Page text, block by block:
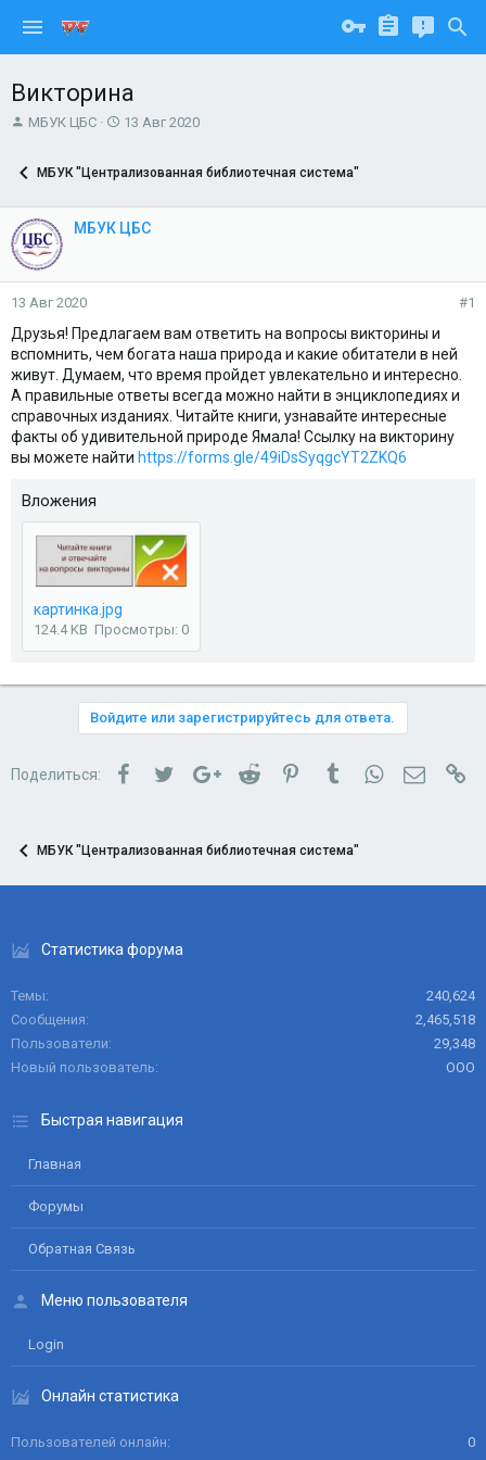
Викторина
А
о
т
е
м
ы
МБУК ЦБС
Д
а
а
ч
л
13 Авг 2020
МБУК "Централизованная библиотечная система"
МБУК ЦБС
13 Авг 2020 #1
Друзья! Предлагаем вам ответить на вопросы викторины и
вспомнить, чем богата наша природа и какие обитатели в ней
живут. Думаем, что время пройдет увлекательно и интересно.
А правильные ответы всегда можно найти в энциклопедиях и
справочных изданиях. Читайте книги, узнавайте интересные
факты об удивительной природе Ямала! Ссылку на викторину
вы можете найти https://forms.gle/49iDsSyqgcYT2ZKQ6
Вложения
картинка.jpg
124.4 KB Просмотры: 0
Войдите или зарегистрируйтесь для ответа.
Поделиться: FacebookTwitterGoogle+Reddit PinterestTumblrWhatsApp
МБУК "Централизованная библиотечная система"
Статистика форума
Темы
240,624
Сообщения
2,465,518
Пользователи
29,348
Новый пользователь
ООО
Быстрая навигация
Главная
Форумы
Обратная Связь
Меню пользователя
Login
Онлайн статистика
Пользователей онлайн
0